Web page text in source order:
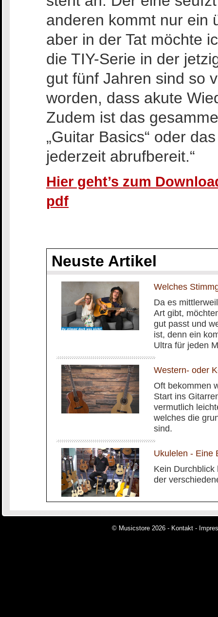
anderen kommt nur ein
aber in der Tat möchte
die TIY-Serie in der
gut fünf Jahren sind so
worden, dass akute
Zudem ist das
„Guitar Basics“ oder
jederzeit abrufbereit.“
Hier geht’s zum
pdf
Neuste Artikel
Welches
Da es
Art gibt,
gut passt und
ist, denn ein
Ultra für jeden
Western- oder
Oft bekommen
Start ins
vermutlich
welches die
sind.
Ukulelen - Eine
Kein Durchblick
der
© Musicstore 2026 - Kontakt -